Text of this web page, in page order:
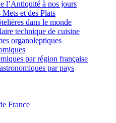
l’Antiquité à nos jours
et des Plats
dans le monde
technique de cuisine
organoleptiques
par région française
par pays
France